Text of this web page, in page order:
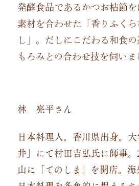
発酵食品であるかつお枯節
素材を合わせた「香りふく
し」。だしにこだわる和食
もろみとの合わせ技を伺いま
林 亮平さん
日本料理人。香川県出身。
井」にて村田吉弘氏に師事
山に「てのしま」を開店。海